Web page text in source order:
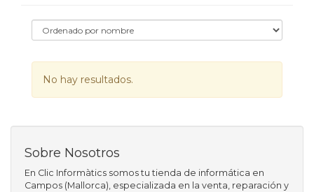
No hay resultados.
Sobre Nosotros
En Clic Informàtics somos tu tienda de informática en
Campos (Mallorca), especializada en la venta, reparación y